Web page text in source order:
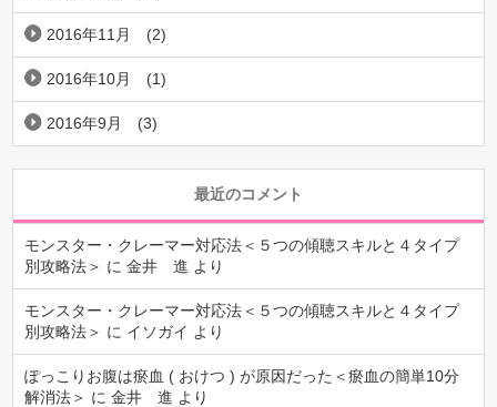
2016年11月 (2)
2016年10月 (1)
2016年9月 (3)
最近のコメント
モンスター・クレーマー対応法＜５つの傾聴スキルと４タイプ
別攻略法＞ に金井 進 より
モンスター・クレーマー対応法＜５つの傾聴スキルと４タイプ
別攻略法＞ に イソガイ より
ぽっこりお腹は瘀血 ( おけつ ) が原因だった＜瘀血の簡単10分
解消法＞ に金井 進 より